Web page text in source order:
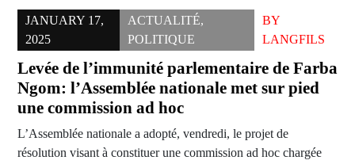
JANUARY 17,
2025
ACTUALITÉ,
POLITIQUE
BY
LANGFILS
Levée de l’immunité parlementaire de Farba
Ngom: l’Assemblée nationale met sur pied
une commission ad hoc
L’Assemblée nationale a adopté, vendredi, le projet de
résolution visant à constituer une commission ad hoc chargée